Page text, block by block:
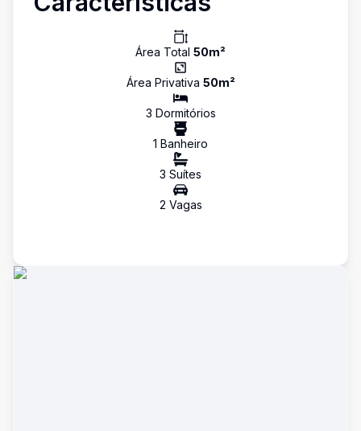
Área Total 50m²
Área Privativa 50m²
3 Dormitórios
1 Banheiro
3 Suítes
2 Vagas